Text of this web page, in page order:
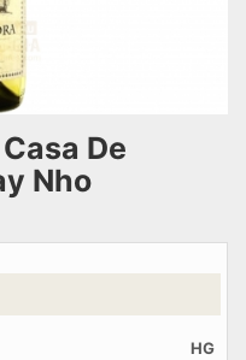
De
Nho
HG